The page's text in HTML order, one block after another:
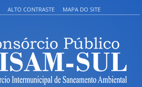
ALTO CONTRASTE MAPA DO SITE